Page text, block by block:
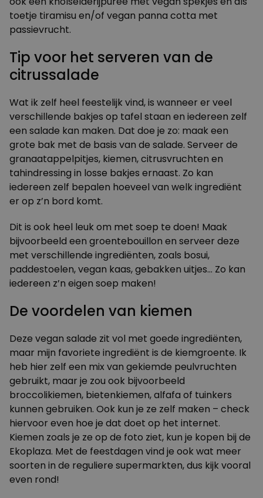
toetje tiramisu en/of vegan panna cotta met
passievrucht.
Tip voor het serveren van de
citrussalade
Wat ik zelf heel feestelijk vind, is wanneer er veel
verschillende bakjes op tafel staan en iedereen zelf
een salade kan maken. Dat doe je zo: maak een
grote bak met de basis van de salade. Serveer de
granaatappelpitjes, kiemen, citrusvruchten en
tahindressing in losse bakjes ernaast. Zo kan
iedereen zelf bepalen hoeveel van welk ingrediënt
er op z’n bord komt.
Dit is ook heel leuk om met soep te doen! Maak
bijvoorbeeld een groentebouillon en serveer deze
met verschillende ingrediënten, zoals bosui,
paddestoelen, vegan kaas, gebakken uitjes… Zo kan
iedereen z’n eigen soep maken!
De voordelen van kiemen
Deze vegan salade zit vol met goede ingrediënten,
maar mijn favoriete ingrediënt is de kiemgroente. Ik
heb hier zelf een mix van gekiemde peulvruchten
gebruikt, maar je zou ook bijvoorbeeld
broccolikiemen, bietenkiemen, alfafa of tuinkers
kunnen gebruiken. Ook kun je ze zelf maken – check
hiervoor even hoe je dat doet op het internet.
Kiemen zoals je ze op de foto ziet, kun je kopen bij de
Ekoplaza. Met de feestdagen vind je ook wat meer
soorten in de reguliere supermarkten, dus kijk vooral
even rond!